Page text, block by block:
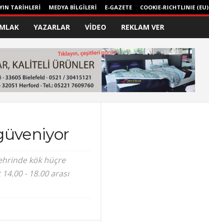
TARİHLERİ MEDYA BİLGİLERİ E-GAZETE COOKIE-RICHTLINIE (EU)
YAZARLAR VİDEO REKLAM VER
kök hüçre
- 18.00 arası